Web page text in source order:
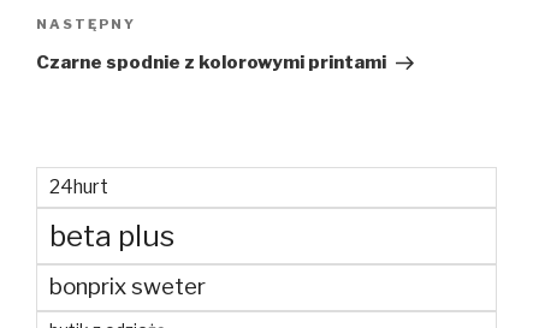
Następny
wpis
NASTĘPNY
Czarne spodnie z kolorowymi printami
24hurt
beta plus
bonprix sweter